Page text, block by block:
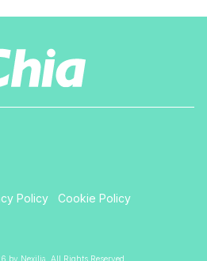
Policy
Cookie Policy
by Nexilia. All Rights Reserved